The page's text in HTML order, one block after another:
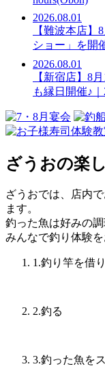
2026.08.01
【難波本店
ショー」を開
2026.08.01
【新宿店】8
も縁日開催♪
ざうおの楽
ざうおでは、店内
ます。
釣った魚は好みの調
みんなで釣り体験を
1.釣り竿を借
2.釣る
3.釣った魚を